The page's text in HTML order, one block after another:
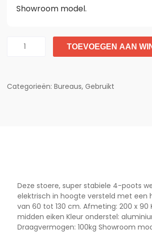
Showroom model.
TOEVOEGEN AAN
Categorieën: Bureaus, Gebruikt
Deze stoere, super stabiele 4-poots
elektrisch in hoogte versteld met een
van 60 tot 130 cm. Afmeting: 200 x 90
midden eiken Kleur onderstel:
Draagvermogen: 100kg Showroom